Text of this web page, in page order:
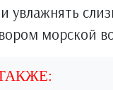
увлажнять
морской